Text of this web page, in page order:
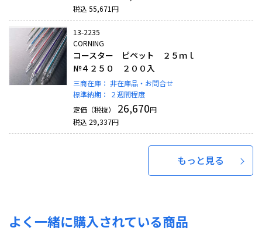
税込 55,671円
13-2235
CORNING
コースター ピペット ２５ｍｌ
№４２５０ ２００入
三商在庫： 非在庫品・お問合せ
標準納期：
２週間程度
定価（税抜）
26,670円
税込 29,337円
もっと見る
よく一緒に購入されている商品